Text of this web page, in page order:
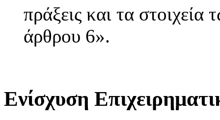
πράξεις και τα
άρθρου 6».
Ενίσχυση